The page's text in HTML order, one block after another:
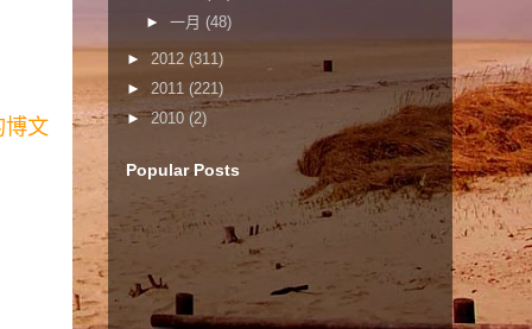
博文
► 一月 (48)
► 2012 (311)
► 2011 (221)
►2010 (2)
Popular Posts